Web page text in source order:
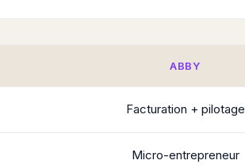
ABBY
Facturation + pilotage
Micro-entrepreneur